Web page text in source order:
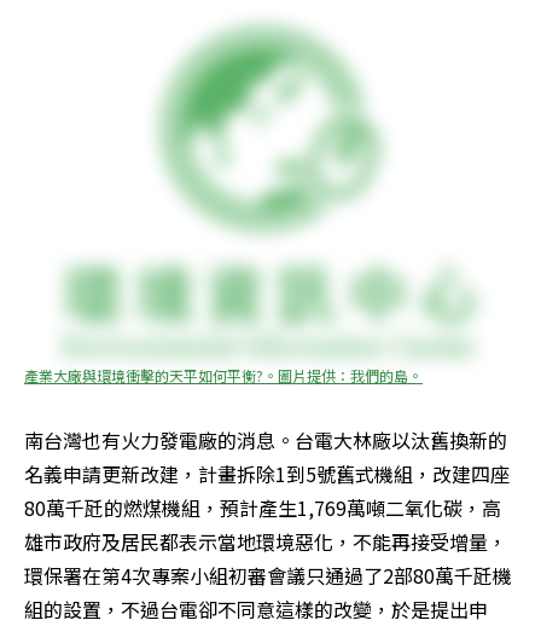
產業大廠與環境衝擊的天平如何平衡?。圖片提供：我們的島。
南台灣也有火力發電廠的消息。台電大林廠以汰舊換新的
名義申請更新改建，計畫拆除1到5號舊式機組，改建四座
80萬千瓩的燃煤機組，預計產生1,769萬噸二氧化碳，高
雄市政府及居民都表示當地環境惡化，不能再接受增量，
環保署在第4次專案小組初審會議只通過了2部80萬千瓩機
組的設置，不過台電卻不同意這樣的改變，於是提出申